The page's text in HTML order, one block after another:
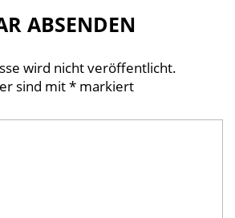
ABSENDEN
wird nicht veröffentlicht.
sind mit* markiert